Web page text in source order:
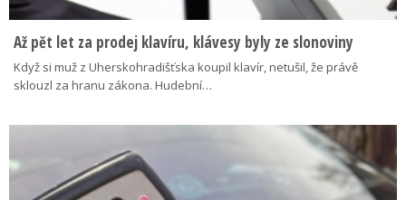
Až pět let za prodej klavíru, klávesy byly ze slonoviny
Když si muž z Uherskohradišťska koupil klavír, netušil, že právě
sklouzl za hranu zákona. Hudební…